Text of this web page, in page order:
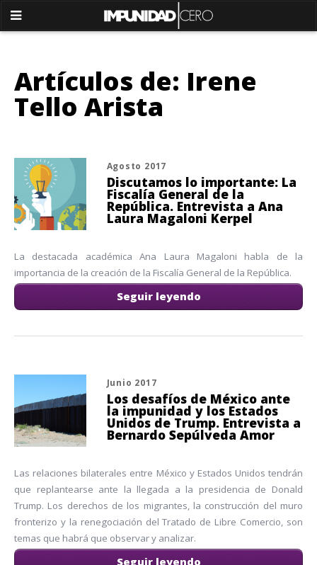
Artículos de: Irene
Tello Arista
Agosto 2017
Discutamos lo importante: La
Fiscalía General de la
República. Entrevista a Ana
Laura Magaloni Kerpel
La destacada académica Ana Laura Magaloni habla de la
importancia de la creación de la Fiscalía General de la República.
Seguir leyendo
Junio 2017
Los desafíos de México ante
la impunidad y los Estados
Unidos de Trump. Entrevista a
Bernardo Sepúlveda Amor
Las relaciones bilaterales entre México y Estados Unidos tendrán
que replantearse ante la llegada a la presidencia de Donald
Trump. Los derechos de los migrantes, la construcción del muro
fronterizo y la renegociación del Tratado de Libre Comercio, son
temas que habrá que observar y analizar.
Seguir leyendo